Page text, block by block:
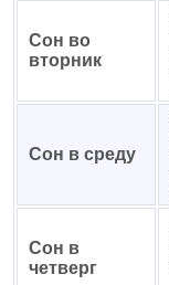
Сон во
вторник
Сон в среду
Сон в
четверг